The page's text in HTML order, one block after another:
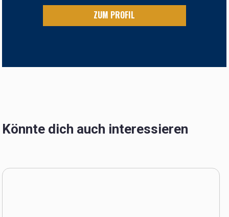
ZUM PROFIL
Könnte dich auch interessieren